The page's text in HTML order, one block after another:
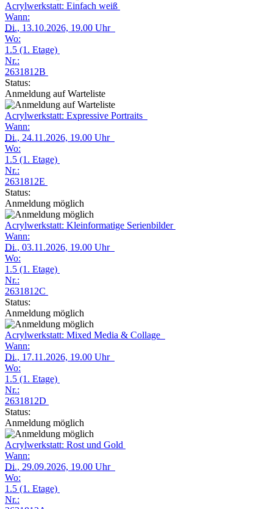
Acrylwerkstatt: Einfach weiß
Wann:
Di., 13.10.2026, 19.00 Uhr
Wo:
1.5 (1. Etage)
Nr.:
2631812B
Status:
Anmeldung auf Warteliste
Acrylwerkstatt: Expressive Portraits
Wann:
Di., 24.11.2026, 19.00 Uhr
Wo:
1.5 (1. Etage)
Nr.:
2631812E
Status:
Anmeldung möglich
Acrylwerkstatt: Kleinformatige Serienbilder
Wann:
Di., 03.11.2026, 19.00 Uhr
Wo:
1.5 (1. Etage)
Nr.:
2631812C
Status:
Anmeldung möglich
Acrylwerkstatt: Mixed Media & Collage
Wann:
Di., 17.11.2026, 19.00 Uhr
Wo:
1.5 (1. Etage)
Nr.:
2631812D
Status:
Anmeldung möglich
Acrylwerkstatt: Rost und Gold
Wann:
Di., 29.09.2026, 19.00 Uhr
Wo:
1.5 (1. Etage)
Nr.: